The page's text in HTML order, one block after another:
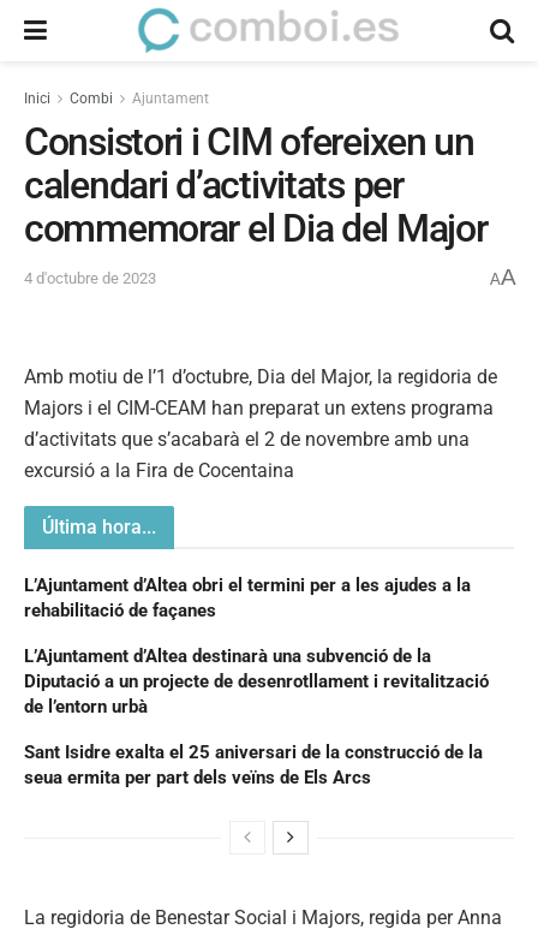
Inici Combi Ajuntament
Consistori i CIM ofereixen un
calendari d’activitats per
commemorar el Dia del Major
4 d'octubre de 2023 AA
Amb motiu de l’1 d’octubre, Dia del Major, la regidoria de
Majors i el CIM-CEAM han preparat un extens programa
d’activitats que s’acabarà el 2 de novembre amb una
excursió a la Fira de Cocentaina
Última hora...
L’Ajuntament d’Altea obri el termini per a les ajudes a la
rehabilitació de façanes
L’Ajuntament d’Altea destinarà una subvenció de la
Diputació a un projecte de desenrotllament i revitalització
de l’entorn urbà
Sant Isidre exalta el 25 aniversari de la construcció de la
seua ermita per part dels veïns de Els Arcs
La regidoria de Benestar Social i Majors, regida per Anna